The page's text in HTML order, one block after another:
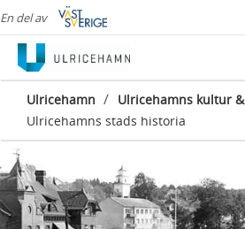
En del av
Ulricehamn / Ulricehamns kultur
Ulricehamns stads historia